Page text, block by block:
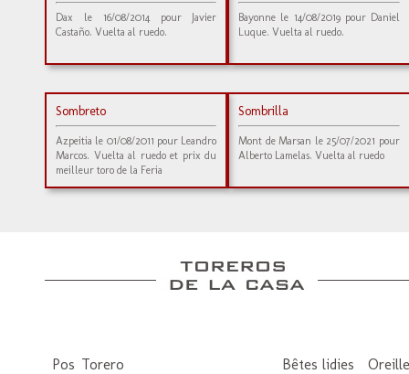
Dax le 16/08/2014 pour Javier
Castaño. Vuelta al ruedo.
Bayonne le 14/08/2019 pour Daniel
Luque. Vuelta al ruedo.
Sombreto
Azpeitia le 01/08/2011 pour Leandro
Marcos. Vuelta al ruedo et prix du
meilleur toro de la Feria
Sombrilla
Mont de Marsan le 25/07/2021 pour
Alberto Lamelas. Vuelta al ruedo
Pos Torero Bêtes lidies